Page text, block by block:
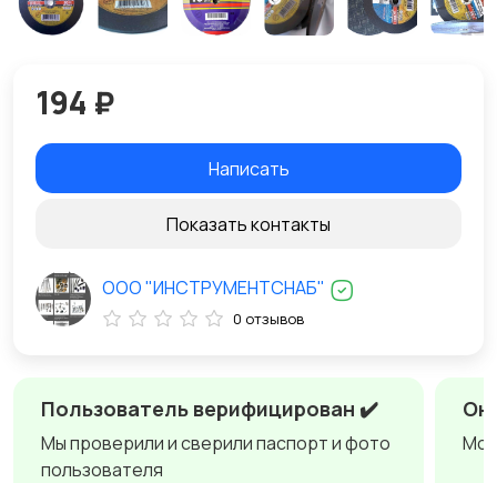
Пользователь верифицирован ✔️
Мы проверили и сверили паспорт и фото
пользователя
194 ₽
Написать
Показать контакты
ООО "ИНСТРУМЕНТСНАБ"
0 отзывов